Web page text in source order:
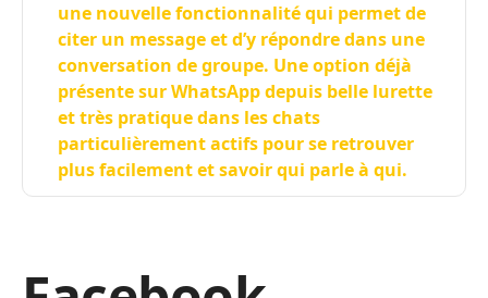
une nouvelle fonctionnalité qui permet de
citer un message et d’y répondre dans une
conversation de groupe. Une option déjà
présente sur WhatsApp depuis belle lurette
et très pratique dans les chats
particulièrement actifs pour se retrouver
plus facilement et savoir qui parle à qui.